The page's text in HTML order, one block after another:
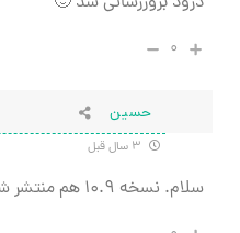
۰
حسین
سلام. نسخه ۱۰.۹ هم منتشر شده.